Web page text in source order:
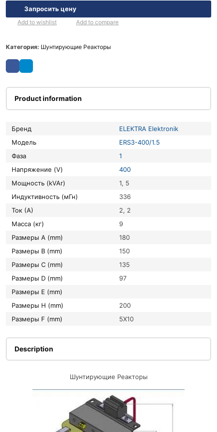
Запросить цену
Add to wishlist Add to compare
Категория: Шунтирующие Реакторы
Product information
Бренд
ELEKTRA Elektronik
Модель
ERS3-400/1.5
Фаза
1
Напряжение (V)
400
Мощность (kVAr)
1, 5
Индуктивность (мГн)
336
Ток (А)
2, 2
Масса (кг)
9
Размеры A (mm)
180
Размеры B (mm)
150
Размеры C (mm)
135
Размеры D (mm)
97
Размеры E (mm)
Размеры H (mm)
200
Размеры F (mm)
5X10
Description
Шунтирующие Реакторы